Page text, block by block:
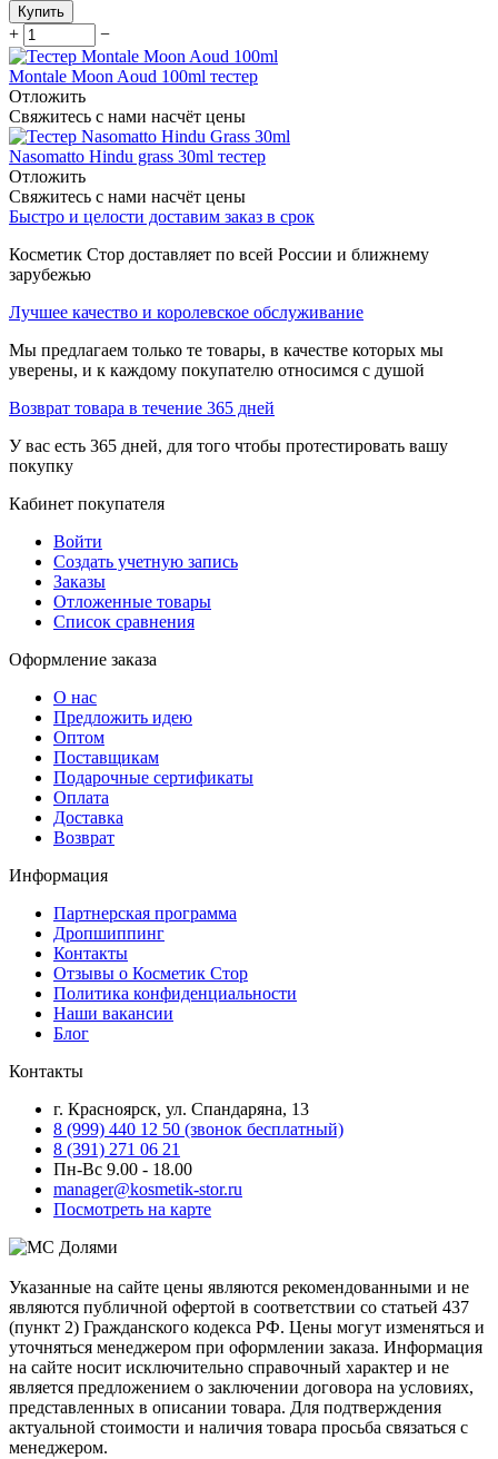
Купить
+ −
Montale Moon Aoud 100ml тестер
Отложить
Свяжитесь с нами насчёт цены
Nasomatto Hindu grass 30ml тестер
Отложить
Свяжитесь с нами насчёт цены
Быстро и целости доставим заказ в срок
Косметик Стор доставляет по всей России и ближнему
зарубежью
Лучшее качество и королевское обслуживание
Мы предлагаем только те товары, в качестве которых мы
уверены, и к каждому покупателю относимся с душой
Возврат товара в течение 365 дней
У вас есть 365 дней, для того чтобы протестировать вашу
покупку
Кабинет покупателя
Войти
Создать учетную запись
Заказы
Отложенные товары
Список сравнения
Оформление заказа
О нас
Предложить идею
Оптом
Поставщикам
Подарочные сертификаты
Оплата
Доставка
Возврат
Информация
Партнерская программа
Дропшиппинг
Контакты
Отзывы о Косметик Стор
Политика конфиденциальности
Наши вакансии
Блог
Контакты
г. Красноярск, ул. Спандаряна, 13
8 (999) 440 12 50 (звонок бесплатный)
8 (391) 271 06 21
Пн-Вс 9.00 - 18.00
manager@kosmetik-stor.ru
Посмотреть на карте
Указанные на сайте цены являются рекомендованными и не
являются публичной офертой в соответствии со статьей 437
(пункт 2) Гражданского кодекса РФ. Цены могут изменяться и
уточняться менеджером при оформлении заказа. Информация
на сайте носит исключительно справочный характер и не
является предложением о заключении договора на условиях,
представленных в описании товара. Для подтверждения
актуальной стоимости и наличия товара просьба связаться с
менеджером.